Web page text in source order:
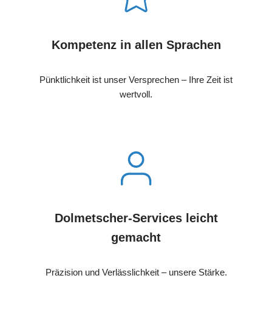
Kompetenz in allen Sprachen
Pünktlichkeit ist unser Versprechen – Ihre Zeit ist
wertvoll.
Dolmetscher-Services leicht
gemacht
Präzision und Verlässlichkeit – unsere Stärke.